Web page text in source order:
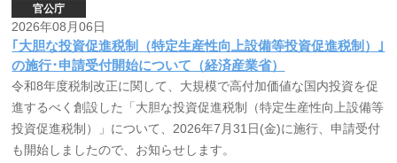
官公庁
2026年08月06日
｢大胆な投資促進税制（特定生産性向上設備等投資促進税制）｣
の施行･申請受付開始について（経済産業省）
令和8年度税制改正に関して、大規模で高付加価値な国内投資を促
進するべく創設した「大胆な投資促進税制（特定生産性向上設備等
投資促進税制）」について、2026年7月31日(金)に施行、申請受付
も開始しましたので、お知らせします。